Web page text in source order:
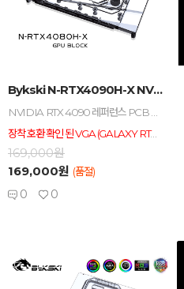
Bykski N-RTX4090H-X NVIDIA ...
장착 호환 확인 된 VGA (GALAXY RTX 4090 SG, INNO3D RTX 4090 X3)
169,000원
169,000원 (품절)
0 0